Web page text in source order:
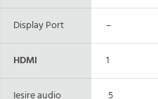
Display Port –
HDMI 1